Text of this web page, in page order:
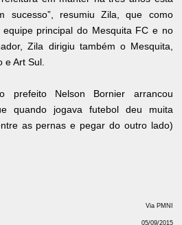
sucesso”, resumiu Zila, que como
principal do Mesquita FC e no
Zila dirigiu também o Mesquita,
e Art Sul.
prefeito Nelson Bornier arrancou
quando jogava futebol deu muita
as pernas e pegar do outro lado)
Via PMNI
05/09/2015